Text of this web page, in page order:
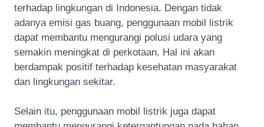
terhadap lingkungan di Indonesia. Dengan tidak
adanya emisi gas buang, penggunaan mobil listrik
dapat membantu mengurangi polusi udara yang
semakin meningkat di perkotaan. Hal ini akan
berdampak positif terhadap kesehatan masyarakat
dan lingkungan sekitar.
Selain itu, penggunaan mobil listrik juga dapat